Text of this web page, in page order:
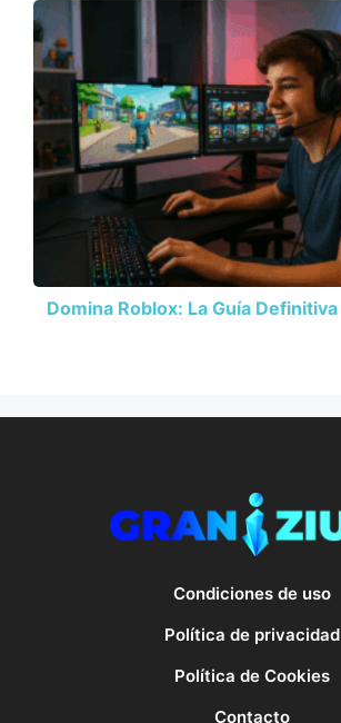
Domina Roblox: La Guía Definitiva
Condiciones de uso
Política de privacidad
Política de Cookies
Contacto